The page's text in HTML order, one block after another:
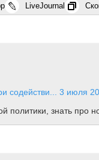
LiveJournal
содействи... 3 июля
политики, знать